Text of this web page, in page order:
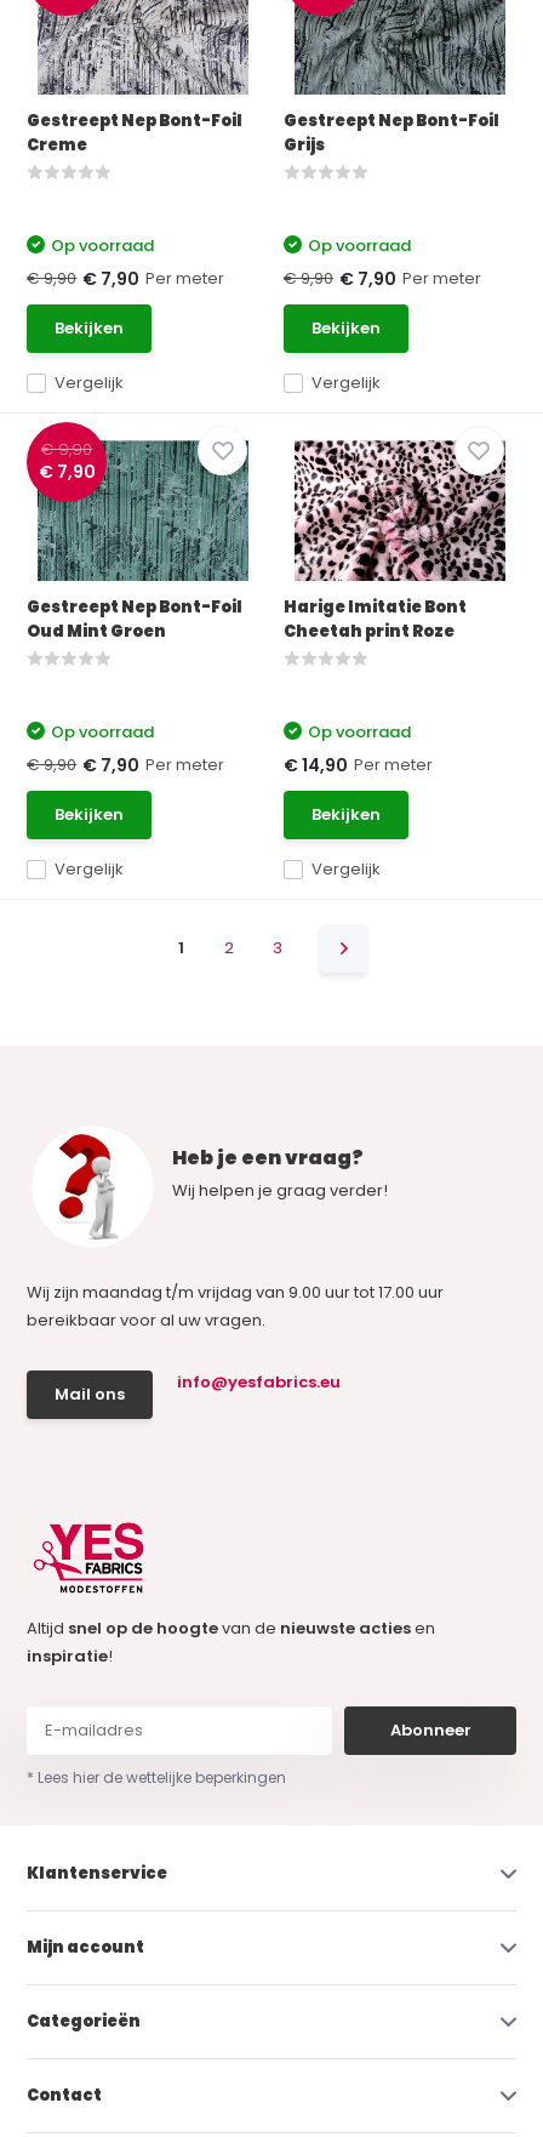
Gestreept Nep Bont-Foil
Creme
Vergelijk
Op voorraad
€ 9,90 € 7,90 Per meter
Bekijken
Gestreept Nep Bont-Foil
Grijs
Vergelijk
Op voorraad
€ 9,90 € 7,90 Per meter
Bekijken
€ 9,90
€ 7,90
Gestreept Nep Bont-Foil
Oud Mint Groen
Vergelijk
Op voorraad
€ 9,90 € 7,90 Per meter
Bekijken
Harige Imitatie Bont
Cheetah print Roze
Vergelijk
Op voorraad
€ 14,90 Per meter
Bekijken
1 2 3
Heb je een vraag?
Wij helpen je graag verder!
Wij zijn maandag t/m vrijdag van 9.00 uur tot 17.00 uur
bereikbaar voor al uw vragen.
Mail ons
info@yesfabrics.eu
Altijd snel op de hoogtevan de nieuwste actiesen
inspiratie!
Abonneer
* Lees hier de wettelijke beperkingen
Klantenservice
Mijn account
Categorieën
Contact